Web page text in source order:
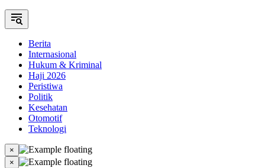
Berita
Internasional
Hukum & Kriminal
Haji 2026
Peristiwa
Politik
Kesehatan
Otomotif
Teknologi
×
×